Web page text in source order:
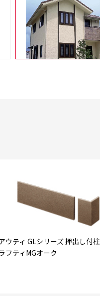
ウティ GLシリーズ 押出し付柱
フティMGオーク